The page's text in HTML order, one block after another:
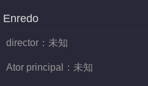
Enredo
director： 未知
Ator principal： 未知